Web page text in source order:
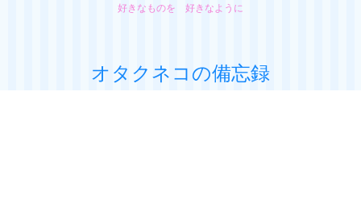
好きなものを 好きなように
オタクネコの備忘録